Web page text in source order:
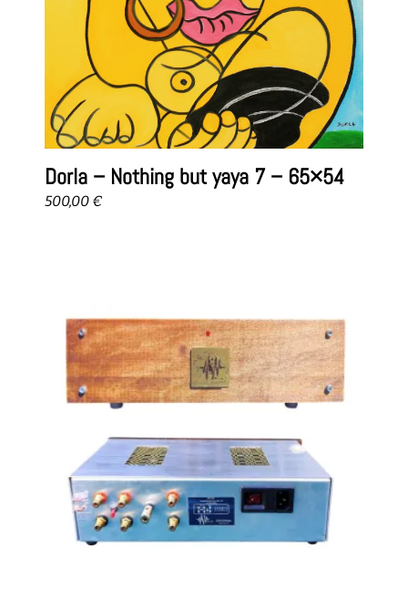
Dorla – Nothing but yaya 7 – 65×54
500,00 €